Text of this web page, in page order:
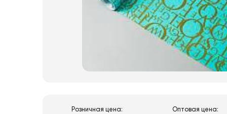
Розничная цена: Оптовая цена: